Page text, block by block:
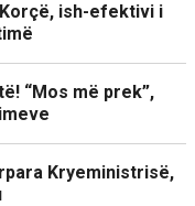
ish-efektivi i
“Mos më prek”,
Kryeministrisë,